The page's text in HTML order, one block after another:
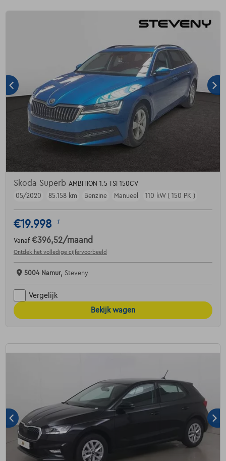
Skoda Superb AMBITION 1.5 TSI 150CV
05/2020
85.158 km Benzine Manueel 110 kW ( 150 PK )
€19.998 1
Vanaf €396,52/maand
Ontdek het volledige cijfervoorbeeld
5004 Namur, Steveny
Vergelijk
Bekijk wagen